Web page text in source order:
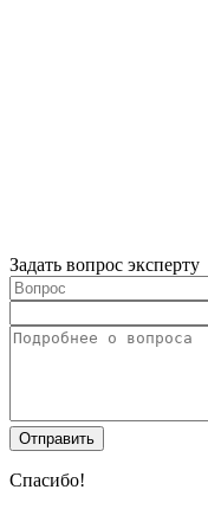
Задать вопрос эксперту
Спасибо!